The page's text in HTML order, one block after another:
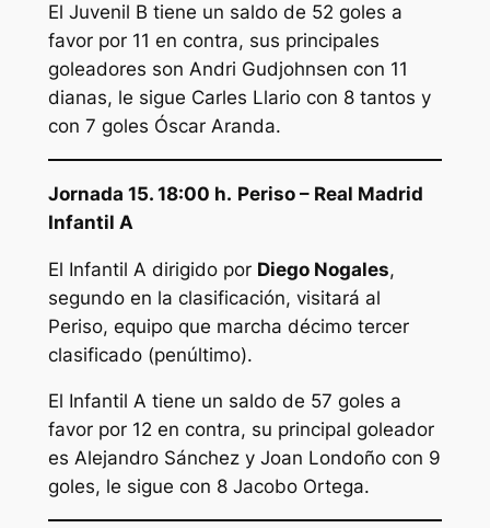
El Juvenil B tiene un saldo de 52 goles a
favor por 11 en contra, sus principales
goleadores son Andri Gudjohnsen con 11
dianas, le sigue Carles Llario con 8 tantos y
con 7 goles Óscar Aranda.
Jornada 15. 18:00 h. Periso – Real Madrid
Infantil A
El Infantil A dirigido por Diego Nogales,
segundo en la clasificación, visitará al
Periso, equipo que marcha décimo tercer
clasificado (penúltimo).
El Infantil A tiene un saldo de 57 goles a
favor por 12 en contra, su principal goleador
es Alejandro Sánchez y Joan Londoño con 9
goles, le sigue con 8 Jacobo Ortega.